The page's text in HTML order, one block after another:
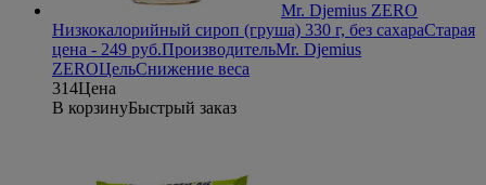
Mr. Djemius ZERO
Низкокалорийный сироп (груша) 330 г, без сахараСтарая
цена - 249 руб.ПроизводительMr. Djemius
ZEROЦельСнижение веса
314Цена
В корзинуБыстрый заказ